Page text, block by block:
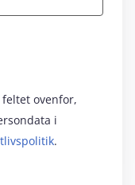
ovenfor,
i
.